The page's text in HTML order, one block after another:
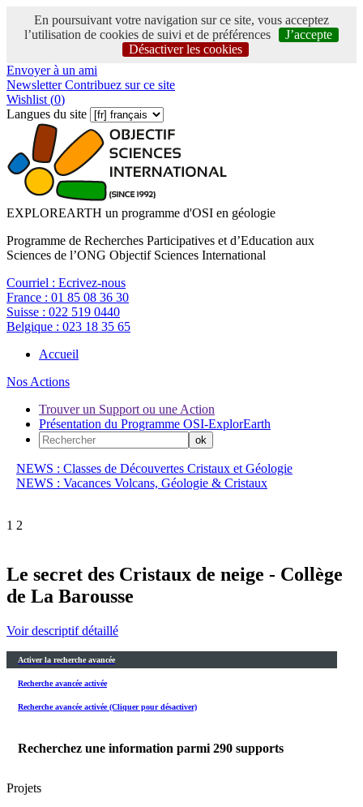
En poursuivant votre navigation sur ce site, vous acceptez
l’utilisation de cookies de suivi et de préférences
J’accepte
Désactiver les cookies
Envoyer à un ami
NewsletterContribuez sur ce site
Wishlist (0)
Langues du site
EXPLOREARTH un programme d'OSI en géologie
Programme de Recherches Participatives et d’Education aux
Sciences de l’ONG Objectif Sciences International
Courriel : Ecrivez-nous
France : 01 85 08 36 30
Suisse : 022 519 0440
Belgique : 023 18 35 65
Accueil
Nos Actions
Trouver un Support ou une Action
Présentation du Programme OSI-ExplorEarth
NEWS : Classes de Découvertes Cristaux et Géologie
NEWS : Vacances Volcans, Géologie & Cristaux
1 2
Le secret des Cristaux de neige - Collège
de La Barousse
Voir descriptif détaillé
Activer la recherche avancée
Recherche avancée activée
Recherche avancée activée (Cliquer pour désactiver)
Recherchez une information parmi 290 supports
Projets